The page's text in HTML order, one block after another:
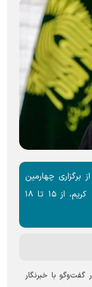
برگزاری چهارمین
گردهمایی دبیران کانون‌های تخصصی قرآن کریم، از ۱۵ تا ۱۸
با خبرنگار